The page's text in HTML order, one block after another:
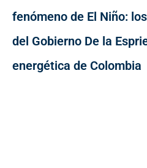
fenómeno de El Niño:
del Gobierno De la
energética de Colombia